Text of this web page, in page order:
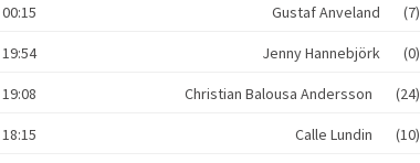
Gustaf Anveland (7)
Jenny Hannebjörk (0)
Christian Balousa Andersson (24)
Calle Lundin (10)